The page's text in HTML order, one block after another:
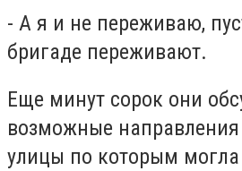
- А я и не переживаю,
бригаде переживают.
Еще минут сорок они
возможные направления
улицы по которым могла